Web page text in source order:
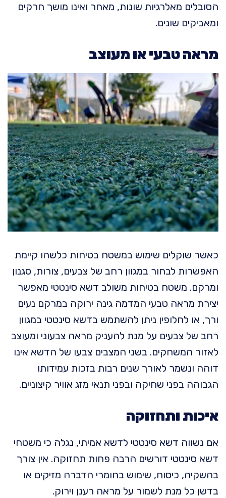
הסובלים מאלרגיות שונות, מאחר ואינו מושך חרקים
ומאביקים שונים.
מראה טבעי או מעוצב
כאשר שוקלים שימוש במשטח בטיחות כלשהו קיימת
האפשרות לבחור במגוון רחב של צבעים, צורות, סגנון
ומרקם. משטח בטיחות משולב דשא סינטטי מאפשר
יצירת מראה טבעי המדמה גינה ירוקה במרקם נעים
ורך, או לחלופין ניתן להשתמש בדשא סינטטי במגוון
רחב של צבעים על מנת להעניק מראה צבעוני ומעוצב
לאזור המשחקים. בשני המצבים צבעו של הדשא אינו
דוהה ונשמר לאורך שנים רבות בזכות עמידותו
הגבוהה בפני שחיקה ובפני תנאי מזג אוויר קיצוניים.
איכות ותחזוקה
אם נשווה דשא סינטטי לדשא אמיתי, נגלה כי משטחי
דשא סינטטי דורשים הרבה פחות תחזוקה. אין צורך
בהשקיה, כיסוח, שימוש בחומרי הדברה מזיקים או
בדשן כל מנת לשמור על מראה רענן וירוק.